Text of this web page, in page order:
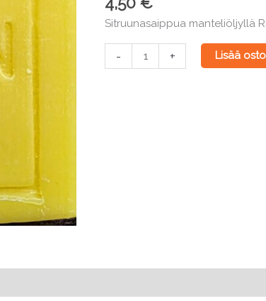
Sitruunasaippua manteliöljyllä
-
Sitruunasaippua
Savonitto
+ Lisää